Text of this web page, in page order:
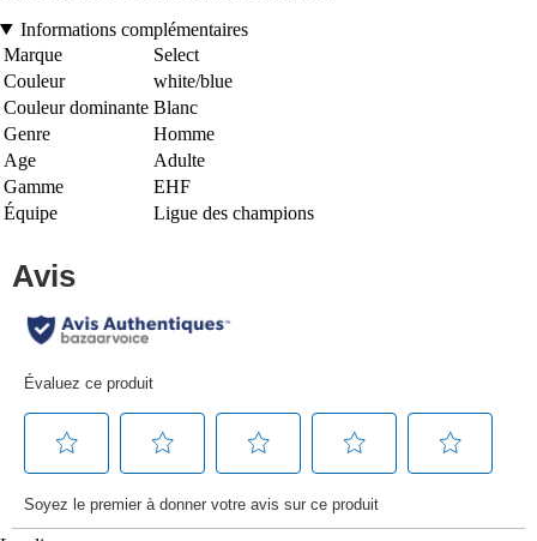
Informations complémentaires
Marque
Select
Couleur
white/blue
Couleur dominante Blanc
Genre
Homme
Age
Adulte
Gamme
EHF
Équipe
Ligue des champions